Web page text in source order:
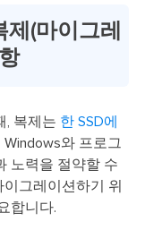
(마이그레
, 복제는 한 SSD에
Windows와 프로그
노력을 절약할 수
이그레이션하기 위
합니다.